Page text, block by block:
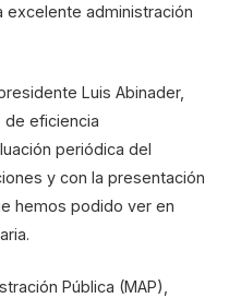
excelente administración
Luis Abinader,
de eficiencia
periódica del
y con la presentación
hemos podido ver en
Pública (MAP),